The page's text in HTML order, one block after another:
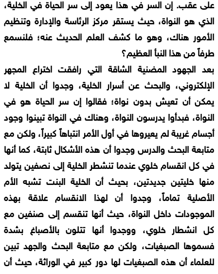
على عقب. إن السر في هذا يعود إلى سر الحياة في الخلية،
الذي هو النواة، حيث يستقر مركز الرئاسة والإدارة وتنظيم
الأمور هناك، وهو ما كشف العلم الحديث عنه؛ فلنسمع
طرفاً من هذا النبأ العظيم؟
بعد الجهود المضنية الشاقة التي رافقت اختراع المجهر
الإلكتروني، والبحث عن أسرار الخلية، وجدوا أن الخلية لا
يمكن أن تعيش بدون نواة؛ فقالوا إن سر الحياة هو في
النواة، فبدأوا يدرسون النواة، وهناك في النواة تبينوا وجود
أجسام غريبة لم يعيروها في أول الأمر انتباهاً كبيراً، ولكن مع
متابعة البحث والدرس وجدوا أن هذه الأشكال ثابتة، كما أنها
في كل انقسام خلوي عندما تنشطر الخلية إلى نصفين يتولد
منها خليتين جديدتين، بحيث أن الخلية البنت تشبه الأم
الأصلية تماماً، وجدوا أن لهذا الانقسام علاقة بهذه
الموجودات داخل النواة، حيث أنها تنقسم إلى صنفين مع
كل انشطار خلوي، ووجدوا أنها تتلون بالأصباغ بشدة
فسموها الصبغيات، ولكن مع متابعة البحث والجهد تبين
للعلماء أن هذه الصبغيات لها دور كبير في الوراثة، حيث أن